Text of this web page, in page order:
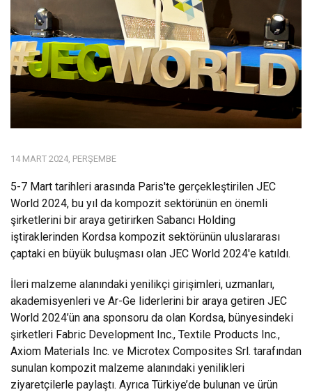
14 MART 2024, PERŞEMBE
5-7 Mart tarihleri arasında Paris'te gerçekleştirilen JEC
World 2024, bu yıl da kompozit sektörünün en önemli
şirketlerini bir araya getirirken Sabancı Holding
iştiraklerinden Kordsa kompozit sektörünün uluslararası
çaptaki en büyük buluşması olan JEC World 2024'e katıldı.
İleri malzeme alanındaki yenilikçi girişimleri, uzmanları,
akademisyenleri ve Ar-Ge liderlerini bir araya getiren JEC
World 2024’ün ana sponsoru da olan Kordsa, bünyesindeki
şirketleri Fabric Development Inc., Textile Products Inc.,
Axiom Materials Inc. ve Microtex Composites Srl. tarafından
sunulan kompozit malzeme alanındaki yenilikleri
ziyaretçilerle paylaştı. Ayrıca Türkiye’de bulunan ve ürün